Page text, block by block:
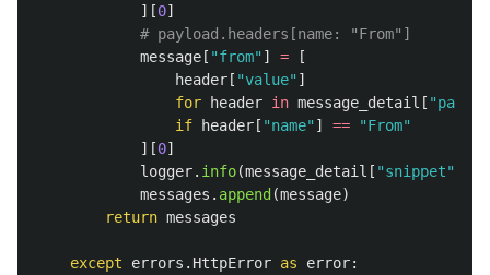
][0]
message [ "from" ] =
[
header [ "value" ]
for
header in message_detail [ "
if
header [ "name" ] == "From"
][0]
logger. info(message_detail [ "snippet"
messages . append (message)
return messages
except errors . HttpError as error: